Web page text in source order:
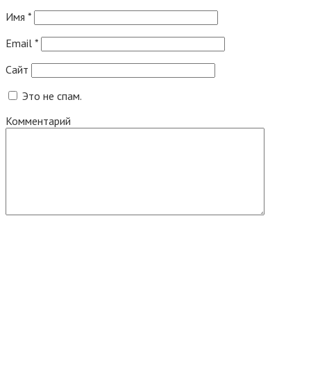
Имя *
Email *
Сайт
Это не спам.
Комментарий